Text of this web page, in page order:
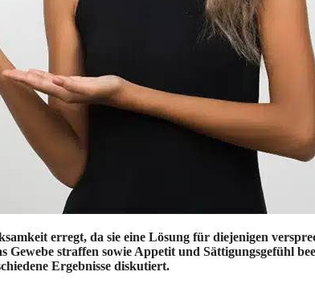
erregt, da sie eine Lösung für diejenigen
Gewebe straffen sowie Appetit und Sättigungsgefühl
Ergebnisse diskutiert.